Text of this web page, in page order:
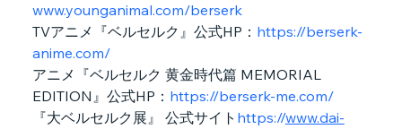
www.younganimal.com/berserk
TVアニメ『ベルセルク』公式HP： https://berserk-
anime.com/
アニメ『ベルセルク 黄金時代篇 MEMORIAL
EDITION』公式HP： https://berserk-me.com/
『大ベルセルク展』 公式サイト https://www.dai-